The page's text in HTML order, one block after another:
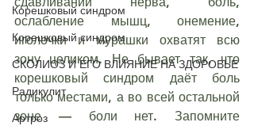
Корешковый синдром
Корешковый синдром
СКОЛИОЗ И ЕГО ВЛИЯНИЕ НА ЗДОРОВЬЕ
Радикулит
Артроз
ослабление мышц, онемение,
иголочки и мурашки охватят всю
зону целиком. Не бывает так, что
корешковый синдром даёт боль
только местами, а во всей остальной
зоне — боли нет. Запомните